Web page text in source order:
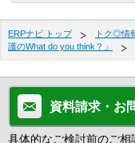
ERPナビ トップ トク◎情
護のWhat do you think？」
資料請求・お
具体的なご検討前のご相